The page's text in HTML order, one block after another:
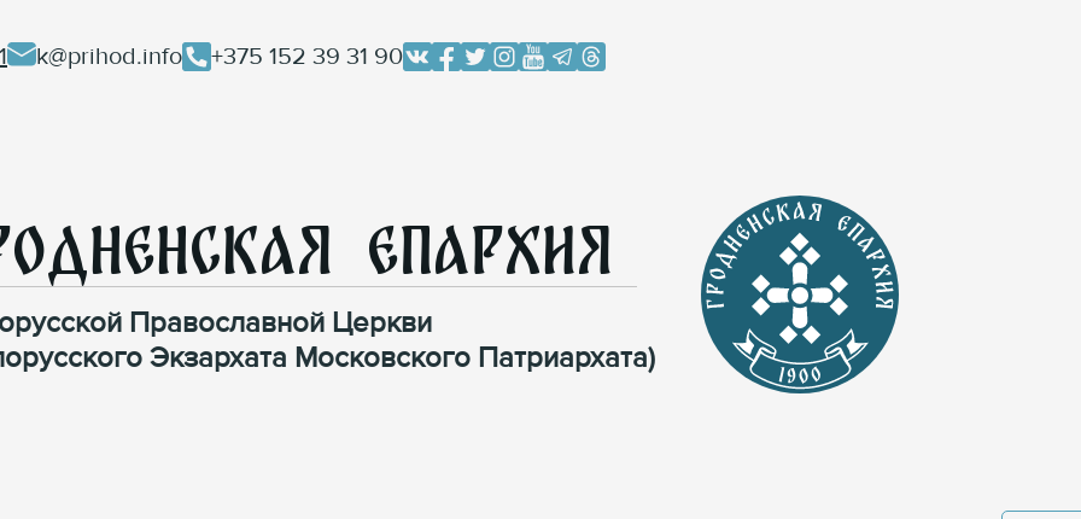
k@prihod.info +375 152 39 31 90
Епархия
Православной Церкви
Экзархата Московского Патриархата)